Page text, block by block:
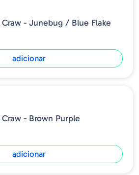
- Junebug / Blue Flake
adicionar
- Brown Purple
adicionar